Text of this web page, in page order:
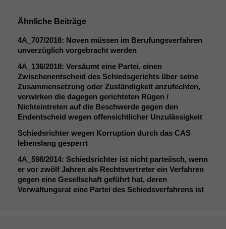
Ähnliche Beiträge
4A_707/2016: Noven müssen im Berufungsverfahren
unverzüglich vorgebracht werden
4A_136/2018: Versäumt eine Partei, einen
Zwischenentscheid des Schiedsgerichts über seine
Zusammensetzung oder Zuständigkeit anzufechten,
verwirken die dagegen gerichteten Rügen /
Nichteintreten auf die Beschwerde gegen den
Endentscheid wegen offensichtlicher Unzulässigkeit
Schiedsrichter wegen Korruption durch das CAS
lebenslang gesperrt
4A_598/2014: Schiedsrichter ist nicht parteiisch, wenn
er vor zwölf Jahren als Rechtsvertreter ein Verfahren
gegen eine Gesellschaft geführt hat, deren
Verwaltungsrat eine Partei des Schiedsverfahrens ist
zeichnen
wir
statistische
Daten auf.
Funktionalität
Funktionen auf
sind optional.
Wenn Sie
diese Option
deaktivieren,
kann die